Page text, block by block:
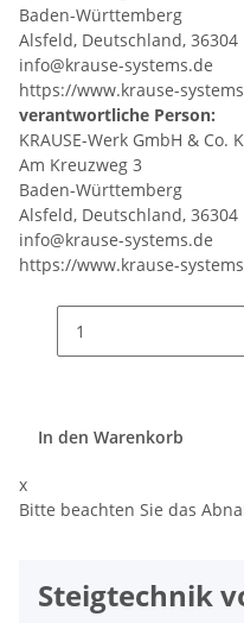
Baden-Württemberg
Alsfeld, Deutschland, 36304
info@krause-systems.de
https://www.krause-
verantwortliche Person:
KRAUSE-Werk GmbH & Co.
Am Kreuzweg 3
Baden-Württemberg
Alsfeld, Deutschland, 36304
info@krause-systems.de
https://www.krause-
In den Warenkorb
x
Bitte beachten Sie das
Steigtechnik